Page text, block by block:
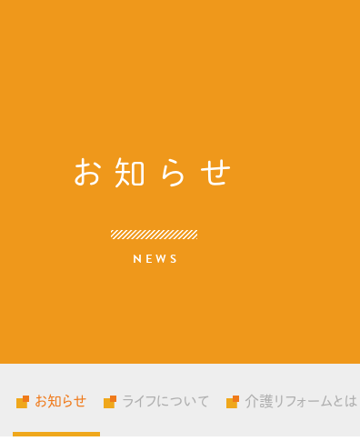
お知らせ ライフについて 介護リフォームとは
お知らせ
NEWS